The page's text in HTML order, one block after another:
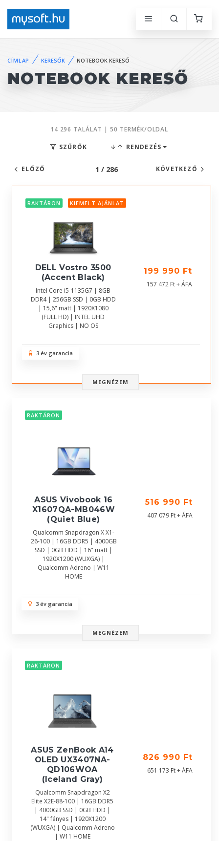
CÍMLAP KERESŐK NOTEBOOK KERESŐ
NOTEBOOK KERESŐ
14 296 TALÁLAT | 50 TERMÉK/OLDAL
SZŰRŐK RENDEZÉS
ELŐZŐ 1 / 286 KÖVETKEZŐ
RAKTÁRON KIEMELT AJÁNLAT
DELL Vostro 3500
(Accent Black)
Intel Core i5-1135G7 | 8GB
DDR4 | 256GB SSD | 0GB HDD
| 15,6" matt | 1920X1080
(FULL HD) | INTEL UHD
Graphics | NO OS
199 990 Ft
157 472 Ft + ÁFA
3 év garancia
MEGNÉZEM
RAKTÁRON
ASUS Vivobook 16
X1607QA-MB046W
(Quiet Blue)
Qualcomm Snapdragon X X1-
26-100 | 16GB DDR5 | 4000GB
SSD | 0GB HDD | 16" matt |
1920X1200 (WUXGA) |
Qualcomm Adreno | W11
HOME
516 990 Ft
407 079 Ft + ÁFA
3 év garancia
MEGNÉZEM
RAKTÁRON
ASUS ZenBook A14
OLED UX3407NA-
QD106WOA
(Iceland Gray)
Qualcomm Snapdragon X2
Elite X2E-88-100 | 16GB DDR5
| 4000GB SSD | 0GB HDD |
14" fényes | 1920X1200
(WUXGA) | Qualcomm Adreno
| W11 HOME
826 990 Ft
651 173 Ft + ÁFA